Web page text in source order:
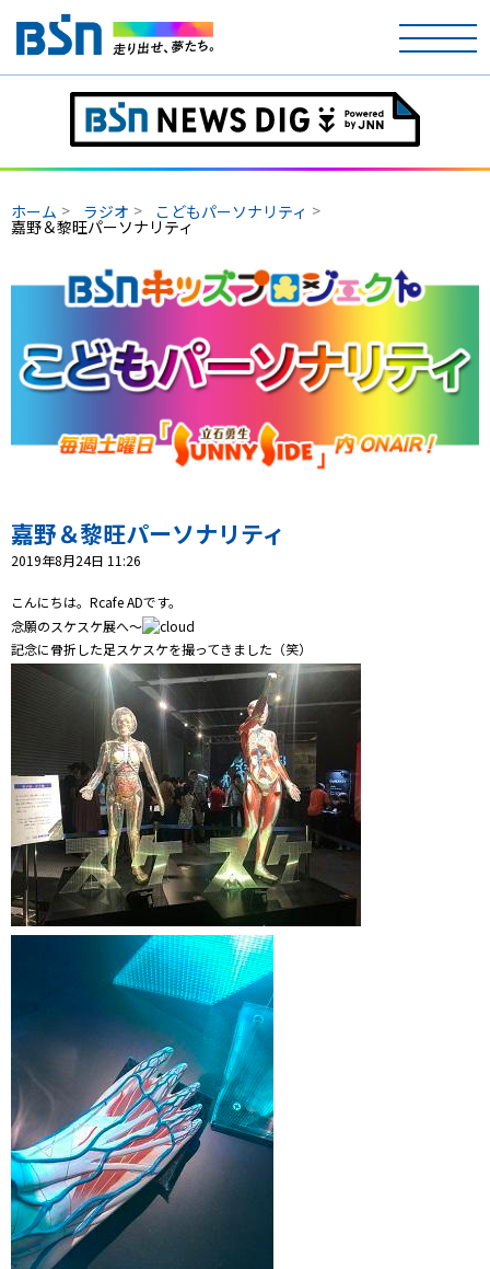
ホーム
テレビ
ラジオ
アナウンサー
イベント
ニュース
天気
コンテンツ・アプリ
キッズ
Well-being 防災・減災
ショッピング
会社概要・ビジョン
お問い合わせ
ホーム ラジオ こどもパーソナリティ
嘉野＆黎旺パーソナリティ
嘉野＆黎旺パーソナリティ
2019年8月24日 11:26
こんにちは。Rcafe ADです。
念願のスケスケ展へ～
記念に骨折した足スケスケを撮ってきました（笑）